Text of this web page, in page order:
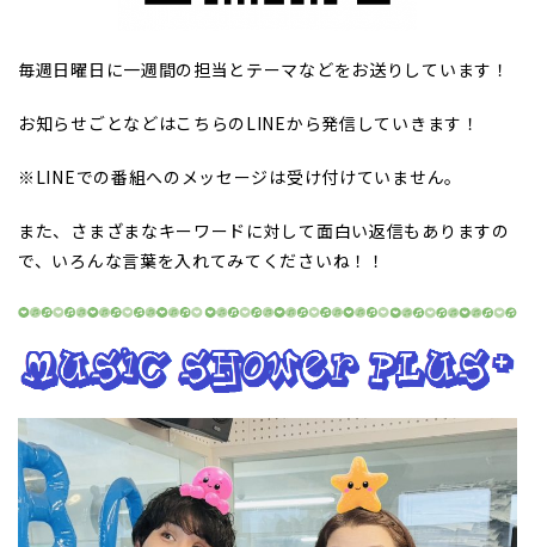
毎週日曜日に一週間の担当とテーマなどをお送りしています！
お知らせごとなどはこちらのLINEから発信していきます！
※LINEでの番組へのメッセージは受け付けていません。
また、さまざまなキーワードに対して面白い返信もありますの
で、いろんな言葉を入れてみてくださいね！！